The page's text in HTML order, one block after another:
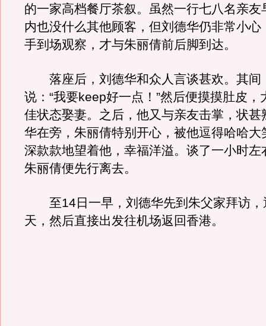
的一家高档餐厅茶叙。虽然一行七八名亲友
内也没什么其他顾客，但刘德华仍非常小心
手到场观察，才与朱丽倩前后脚到达。
落座后，刘德华和众人言谈甚欢。其间
说：“我要keep好一点！”然后便摸摸肚皮，
佳状态娶妻。之后，他又与亲友击掌，状甚
华在旁，朱丽倩特别开心，被他逗得哈哈大
深款款地望着他，幸福洋溢。谈了一小时左
朱丽倩便先行离去。
至14日一早，刘德华先到朱父家拜访，
天，然后直接出发往机场返回香港。